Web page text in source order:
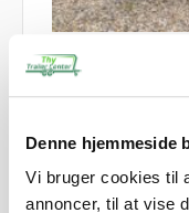
Denne hjemmeside
Vi bruger cookies til
annoncer, til at vise
Udlejning Tip
396 ​​​​​× 157 × 109
Med bremser
500,00 kr. pr. dag